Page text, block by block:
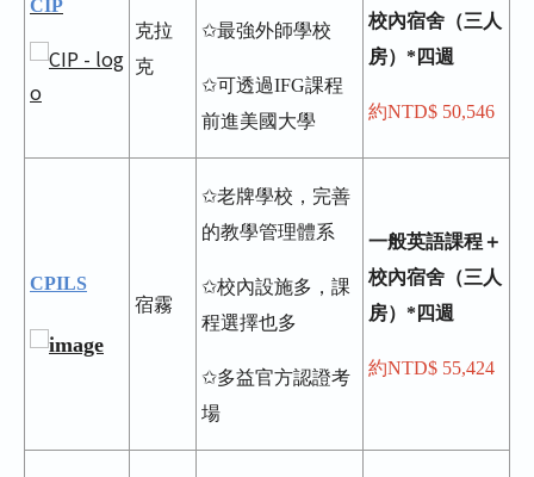
CIP
克拉
克
✩最強外師學校
✩可透過IFG課程
前進美國大學
校內宿舍（三人
房）*四週
約NTD$ 50,546
CPILS
宿霧
✩老牌學校，完善
的教學管理體系
✩校內設施多，課
程選擇也多
✩多益官方認證考
場
一般英語課程＋
校內宿舍（三人
房）*四週
約NTD$ 55,424